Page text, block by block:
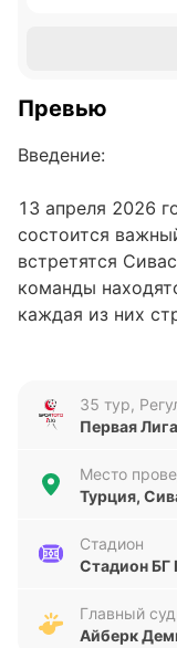
Превью
Введение:
13 апреля 2026
состоится
встретятся
команды
каждая из них
матч может
их борьбе за
Анализ формы
последних пяти
ничью и
команда забила
35 тур,
Первая
Место
Турция,
Стадион
Стадион БГ
Главный
Айберк